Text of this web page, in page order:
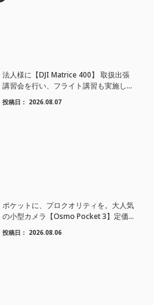
法人様に【DJI Matrice 400】 取扱出張
講習会を行い、フライト講習も実施しま
した。
投稿日： 2026.08.07
ポケットに、プロクオリティを。大人気
の小型カメラ【Osmo Pocket 3】定価が
さらにお値下げされました！
投稿日： 2026.08.06